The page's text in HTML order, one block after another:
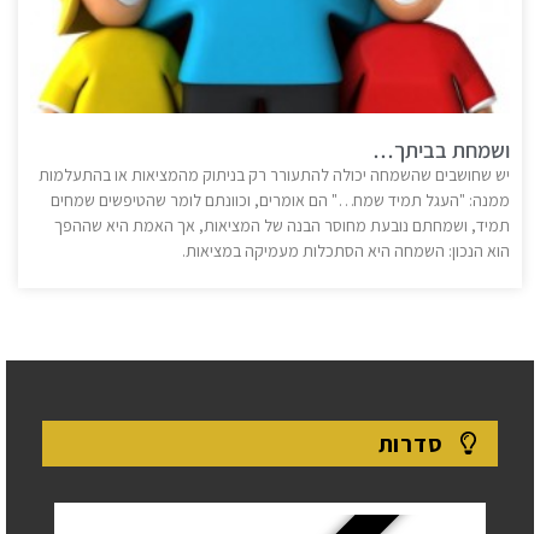
ושמחת בביתך…
יש שחושבים שהשמחה יכולה להתעורר רק בניתוק מהמציאות או בהתעלמות
ממנה: "העגל תמיד שמח…" הם אומרים, וכוונתם לומר שהטיפשים שמחים
תמיד, ושמחתם נובעת מחוסר הבנה של המציאות, אך האמת היא שההפך
הוא הנכון: השמחה היא הסתכלות מעמיקה במציאות.
סדרות